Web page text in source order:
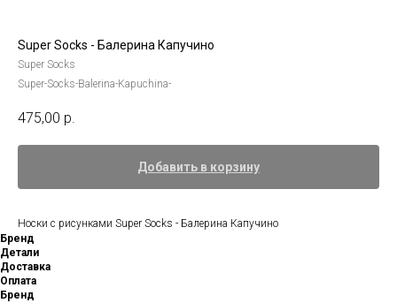
Super Socks - Балерина Капучино
Super Socks
Super-Socks-Balerina-Kapuchina-
475,00 р.
Добавить в корзину
Носки с рисунками Super Socks - Балерина Капучино
Бренд
Детали
Доставка
Оплата
Бренд